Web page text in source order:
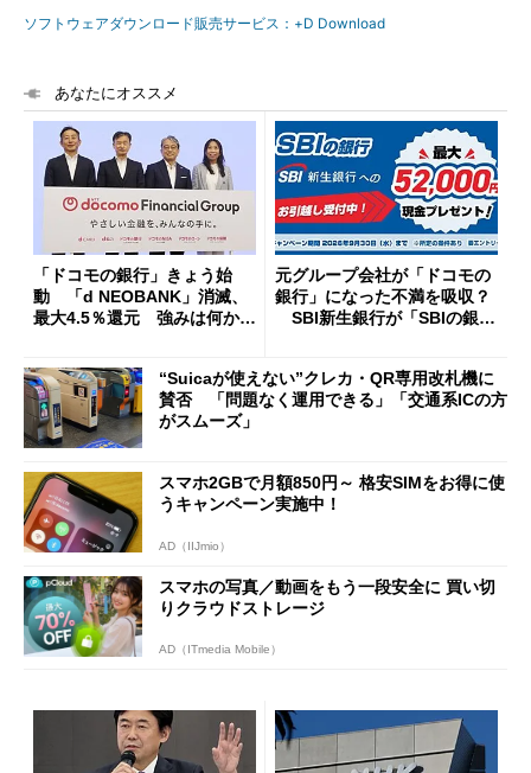
ソフトウェアダウンロード販売サービス：+D Download
あなたにオススメ
「ドコモの銀行」きょう始
動 「d NEOBANK」消滅、
最大4.5％還元 強みは何か解
元グループ会社が「ドコモの
銀行」になった不満を吸収？
SBI新生銀行が「SBIの銀
開催
“Suicaが使えない”クレカ・QR専用改札機に
賛否 「問題なく運用できる」「交通系ICの方
がスムーズ」
スマホ2GBで月額850円～ 格安SIMをお得に使
うキャンペーン実施中！
AD（IIJmio）
スマホの写真／動画をもう一段安全に 買い切
りクラウドストレージ
AD（ITmedia Mobile）